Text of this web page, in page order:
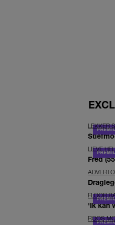
LEKKER
LIEVE
Fred
FLOOR
'Ik kan
ROOS